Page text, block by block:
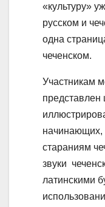
«культуру»
русском и
одна
чеченском.
Участникам
представлен
стараниям
звуки
латинскими